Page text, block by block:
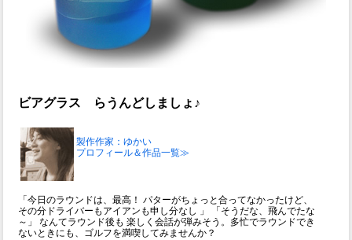
ビアグラス らうんどしましょ♪
製作作家：ゆかい
プロフィール＆作品一覧≫
「今日のラウンドは、最高！ パターがちょっと合ってなかったけど、
その分ドライバーもアイアンも申し分なし 」 「そうだな、飛んでたな
～」 なんてラウンド後も 楽しく会話が弾みそう。多忙でラウンドでき
ないときにも、ゴルフを満喫してみませんか？